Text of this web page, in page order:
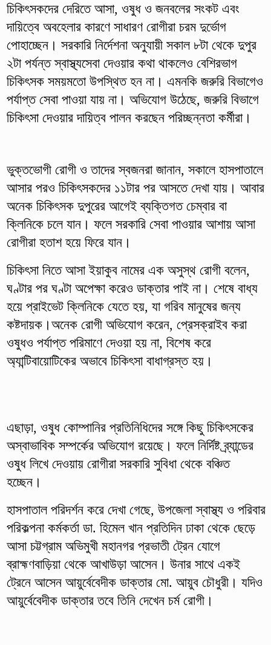
চিকিৎসকদের দেরিতে আসা, ওষুধ ও জনবলের সংকট এবং
দায়িত্বে অবহেলার কারণে সাধারণ রোগীরা চরম দুর্ভোগ
পোহাচ্ছেন। সরকারি নির্দেশনা অনুযায়ী সকাল ৮টা থেকে দুপুর
২টা পর্যন্ত স্বাস্থ্যসেবা দেওয়ার কথা থাকলেও বেশিরভাগ
চিকিৎসক সময়মতো উপস্থিত হন না। এমনকি জরুরি বিভাগেও
পর্যাপ্ত সেবা পাওয়া যায় না। অভিযোগ উঠেছে, জরুরি বিভাগে
চিকিৎসা দেওয়ার দায়িত্ব পালন করছেন পরিচ্ছন্নতা কর্মীরা।
ভুক্তভোগী রোগী ও তাদের স্বজনরা জানান, সকালে হাসপাতালে
আসার পরও চিকিৎসকদের ১১টার পর আসতে দেখা যায়। আবার
অনেক চিকিৎসক দুপুরের আগেই ব্যক্তিগত চেম্বার বা
ক্লিনিকে চলে যান। ফলে সরকারি সেবা পাওয়ার আশায় আসা
রোগীরা হতাশ হয়ে ফিরে যান।
চিকিৎসা নিতে আসা ইয়াকুব নামের এক অসুস্থ রোগী বলেন,
ঘণ্টার পর ঘণ্টা অপেক্ষা করেও ডাক্তার পাই না। শেষে বাধ্য
হয়ে প্রাইভেট ক্লিনিকে যেতে হয়, যা গরিব মানুষের জন্য
কষ্টদায়ক।অনেক রোগী অভিযোগ করেন, প্রেসক্রাইব করা
ওষুধও পর্যাপ্ত পরিমাণে দেওয়া হয় না, বিশেষ করে
অ্যান্টিবায়োটিকের অভাবে চিকিৎসা বাধাগ্রস্ত হয়।
এছাড়া, ওষুধ কোম্পানির প্রতিনিধিদের সঙ্গে কিছু চিকিৎসকের
অস্বাভাবিক সম্পর্কের অভিযোগ রয়েছে। ফলে নির্দিষ্ট ব্র্যান্ডের
ওষুধ লিখে দেওয়ায় রোগীরা সরকারি সুবিধা থেকে বঞ্চিত
হচ্ছেন।
হাসপাতাল পরিদর্শন করে দেখা গেছে, উপজেলা স্বাস্থ্য ও পরিবার
পরিকল্পনা কর্মকর্তা ডা. হিমেল খান প্রতিদিন ঢাকা থেকে ছেড়ে
আসা চট্টগ্রাম অভিমুখী মহানগর প্রভাতী ট্রেন যোগে
ব্রাহ্মণবাড়িয়া থেকে আখাউড়া আসেন। উনার সাথে একই
ট্রেনে আসেন আয়ুর্বেবেদীক ডাক্তার মো. আয়ুব চৌধুরী। যদিও
আয়ুর্বেবেদীক ডাক্তার তবে তিনি দেখেন চর্ম রোগী।